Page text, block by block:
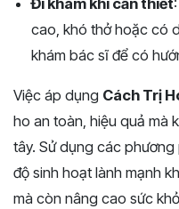
Đi khám khi cần thiết
cao, khó thở hoặc có
khám bác sĩ để có
Việc áp dụng Cách Trị
ho an toàn, hiệu quả mà
tây. Sử dụng các
độ sinh hoạt lành mạnh
mà còn nâng cao sức